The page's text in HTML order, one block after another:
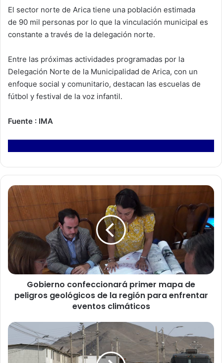
El sector norte de Arica tiene una población estimada
de 90 mil personas por lo que la vinculación municipal es
constante a través de la delegación norte.
Entre las próximas actividades programadas por la
Delegación Norte de la Municipalidad de Arica, con un
enfoque social y comunitario, destacan las escuelas de
fútbol y festival de la voz infantil.
Fuente : IMA
G
i
r
n
o
c
c
i
o
Gobierno confeccionará primer mapa de
peligros geológicos de la región para enfrentar
eventos climáticos
I
t